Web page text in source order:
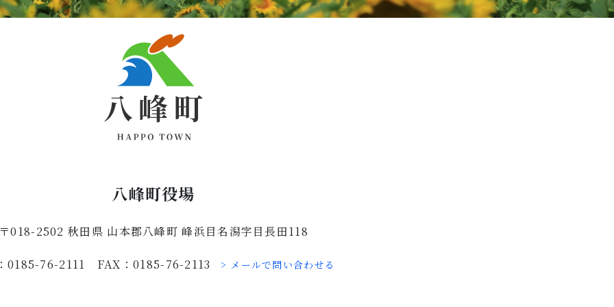
八峰町役場
018-2502 秋田県 山本郡八峰町 峰浜目名潟字目長田118
0185-76-2111 FAX：0185-76-2113 > メールで問い合わせる